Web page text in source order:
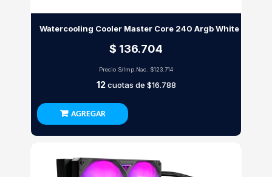
Watercooling Cooler Master Core 240 Argb White
$ 136.704
Precio S/Imp.Nac. $123.714
12cuotas de $16.788
AGREGAR